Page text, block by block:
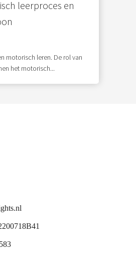
leerproces en
motorisch leren. De rol van
het motorisch...